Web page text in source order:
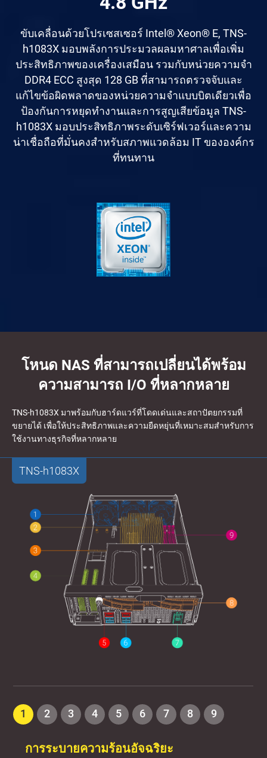
ขับเคลื่อนด้วยโปรเซสเซอร์ Intel® Xeon® E, TNS-
h1083X มอบพลังการประมวลผลมหาศาลเพื่อเพิ่ม
ประสิทธิภาพของเครื่องเสมือน รวมกับหน่วยความจำ
DDR4 ECC สูงสุด 128 GB ที่สามารถตรวจจับและ
แก้ไขข้อผิดพลาดของหน่วยความจำแบบบิตเดียวเพื่อ
ป้องกันการหยุดทำงานและการสูญเสียข้อมูล TNS-
h1083X มอบประสิทธิภาพระดับเซิร์ฟเวอร์และความ
น่าเชื่อถือที่มั่นคงสำหรับสภาพแวดล้อม IT ขององค์กร
ที่ทนทาน
โหนด NAS ที่สามารถเปลี่ยนได้พร้อม
ความสามารถ I/O ที่หลากหลาย
TNS-h1083X มาพร้อมกับฮาร์ดแวร์ที่โดดเด่นและสถาปัตยกรรมที่
ขยายได้ เพื่อให้ประสิทธิภาพและความยืดหยุ่นที่เหมาะสมสำหรับการ
ใช้งานทางธุรกิจที่หลากหลาย
TNS-h1083X
1 2 3 4 5 6 7 8 9
การระบายความร้อนอัจฉริยะ